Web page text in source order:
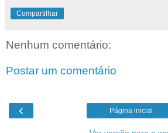
Compartilhar
Nenhum comentário:
Postar um comentário
‹ Página inicial